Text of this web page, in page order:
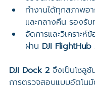
ทำงานได้ทุกสภาพอ
และกลางคืน รองรั
จัดการและวิเคราะ
ผ่าน DJI FlightHub
DJI Dock 2 จึงเป็นโซลูชั
การตรวจสอบแบบอัตโน